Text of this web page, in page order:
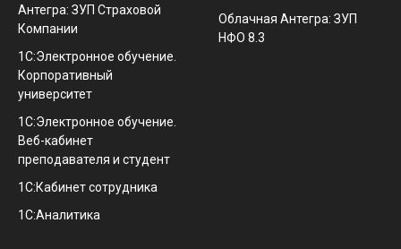
Антегра: ЗУП Страховой
Компании
1С:Электронное обучение.
Корпоративный
университет
1С:Электронное обучение.
Веб-кабинет
преподавателя и студент
1С:Кабинет сотрудника
1С:Аналитика
Облачная Антегра: ЗУП
НФО 8.3